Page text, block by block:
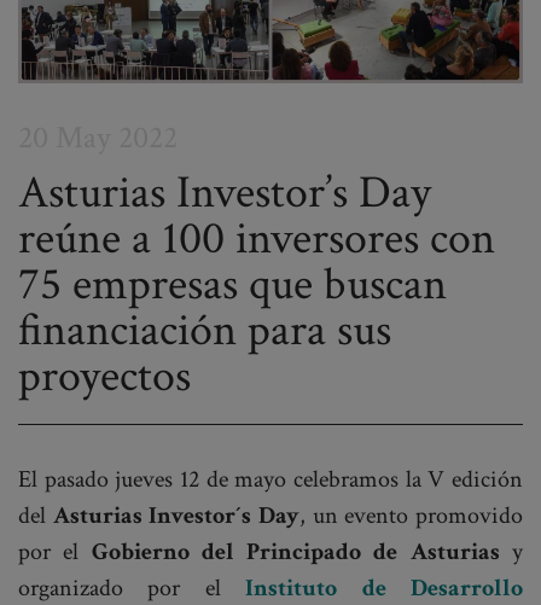
Asturias Investor’s Day
reúne a 100 inversores con
75 empresas que buscan
financiación para sus
proyectos
El pasado jueves 12 de mayo celebramos la V edición
del Asturias Investor´s Day, un evento promovido
por el Gobierno del Principado de Asturias y
organizado por elInstituto de Desarrollo
Post
navigation